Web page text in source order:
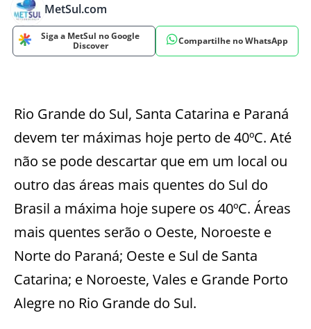
MetSul.com
Siga a MetSul no Google
Discover
Compartilhe no WhatsApp
Rio Grande do Sul, Santa Catarina e Paraná
devem ter máximas hoje perto de 40ºC. Até
não se pode descartar que em um local ou
outro das áreas mais quentes do Sul do
Brasil a máxima hoje supere os 40ºC. Áreas
mais quentes serão o Oeste, Noroeste e
Norte do Paraná; Oeste e Sul de Santa
Catarina; e Noroeste, Vales e Grande Porto
Alegre no Rio Grande do Sul.